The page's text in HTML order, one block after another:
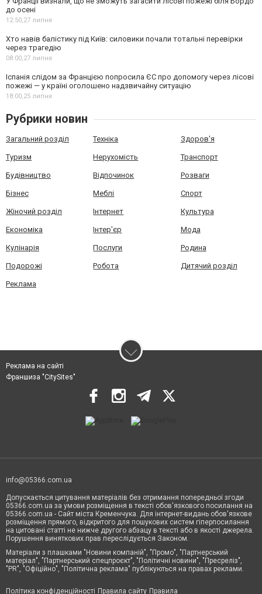
до осені
12:50,27 липня
Хто навів балістику під Київ: силовики почали тотальні перевірки
через трагедію
08:00,27 липня
Іспанія слідом за Францією попросила ЄС про допомогу через лісові
пожежі — у країні оголошено надзвичайну ситуацію
18:00,25 липня
Рубрики новин
Загальний розділ Техніка Здоров'я
Туризм Нерухомість Транспорт
Будівництво Відпочинок Розваги
Бізнес Меблі Спорт
Жіночий розділ Інтернет Культура
Економіка Інтер'єр Мода
Кулінарія Послуги Родина
Подорожі Робота Дитячий розділ
Реклама
Реклама на сайті
Франшиза "CitySites"
info@05366.com.ua
Допускається цитування матеріалів без отримання попередньої згоди
05366.com.ua за умови розміщення в тексті обов'язкового посилання на
05366.com.ua - Сайт міста Кременчука. Для інтернет-видань обов'язкове
розміщення прямого, відкритого для пошукових систем гіперпосилання
на цитовані статті не нижче другого абзацу в тексті або в якості джерела.
Порушення виняткових прав переслідується Законом.
Матеріали з плашками "Новини компаній", "Промо", "Партнерський
матеріал", "Партнерський спецпроєкт", "Політичні новини", "Пресреліз",
"PR", "Офіційно", "Політична реклама" публікуються на правах реклами.
Політика конфіденційності Правила сайту Правила